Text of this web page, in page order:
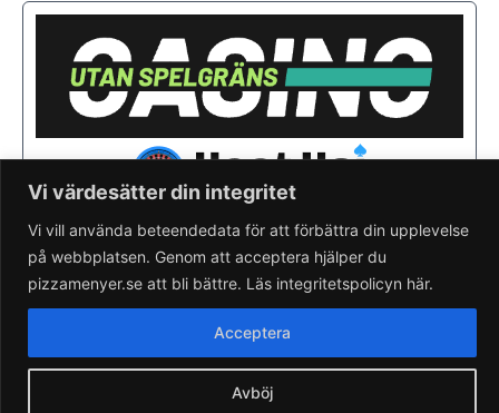
Vi värdesätter din integritet
Vi vill använda beteendedata för att förbättra din upplevelse
på webbplatsen. Genom att acceptera hjälper du
pizzamenyer.se att bli bättre. Läs integritetspolicyn här.
Avböj
Acceptera
Saknar du din pizzeria?Lägg till pizzeria.
Skapa gratis pizzeria-hemsida
Läs om pizzamenyer.se
Artiklar & nyheter
Rensa cookieval